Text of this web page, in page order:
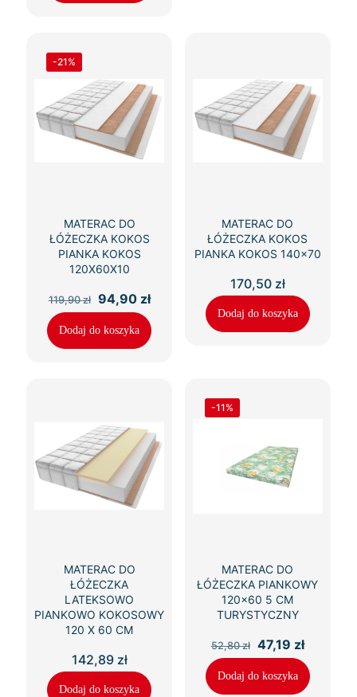
-21%
MATERAC DO
ŁÓŻECZKA KOKOS
PIANKA KOKOS
120X60X10
119,90zł
Pierwotna
cena
wynosiła:
119,90 zł.
94,90 złAktualna
wynosi:
94,90 zł.
Dodaj do koszyka
MATERAC DO
ŁÓŻECZKA KOKOS
PIANKA KOKOS 140×70
170,50 zł
Dodaj do koszyka
MATERAC DO
ŁÓŻECZKA
LATEKSOWO
PIANKOWO KOKOSOWY
120 X 60 CM
142,89 zł
Dodaj do koszyka
-11%
MATERAC DO
ŁÓŻECZKA PIANKOWY
120×60 5 CM
TURYSTYCZNY
52,80zł
Pierwotna
cena
wynosiła:
52,80 zł.
47,19 złAktualna
wynosi:
47,19 zł.
Dodaj do koszyka